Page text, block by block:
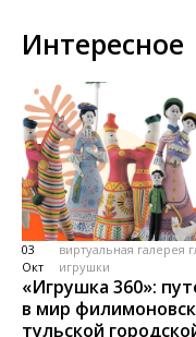
Интересное
03
Окт
виртуальная галерея
игрушки
«Игрушка 360»:
в мир
тульской